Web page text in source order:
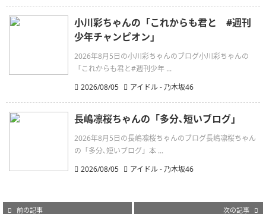
小川彩ちゃんの「これからも君と #週刊
少年チャンピオン」
2026年8月5日の小川彩ちゃんのブログ小川彩ちゃんの
「これからも君と#週刊少年 ...
2026/08/05
アイドル - 乃木坂46
長嶋凛桜ちゃんの「多分､短いブログ」
2026年8月5日の長嶋凛桜ちゃんのブログ長嶋凛桜ちゃん
の「多分､短いブログ」本 ...
2026/08/05
アイドル - 乃木坂46
前の記事 次の記事